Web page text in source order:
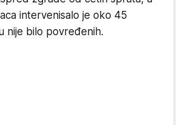
intervenisalo je oko 45
nije bilo povređenih.